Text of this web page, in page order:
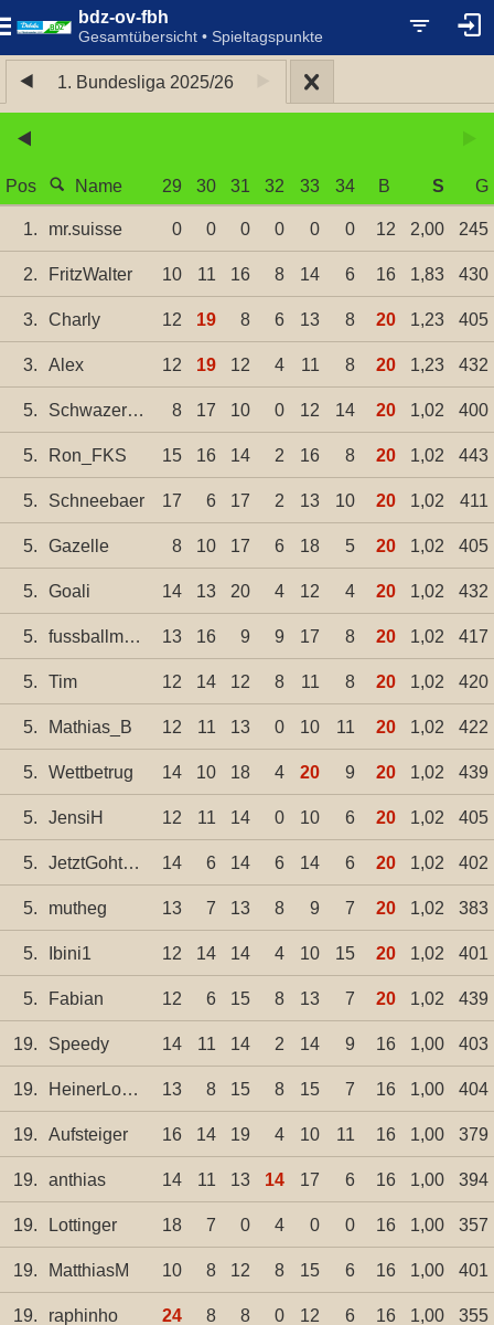
bdz-ov-fbh
Gesamtübersicht • Spieltagspunkte
1. Bundesliga 2025/26
Pos Name 29 30 31 32 33 34 B S G
1. mr.suisse 0 0 0 0 0 0 12 2,00 245
2. FritzWalter 10 11 16 8 14 6 16 1,83 430
3. Charly 12 19 8 6 13 8 20 1,23 405
3. Alex 12 19 12 4 11 8 20 1,23 432
5. SchwazerAdler81 8 17 10 0 12 14 20 1,02 400
5. Ron_FKS 15 16 14 2 16 8 20 1,02 443
5. Schneebaer 17 6 17 2 13 10 20 1,02 411
5. Gazelle 8 10 17 6 18 5 20 1,02 405
5. Goali 14 13 20 4 12 4 20 1,02 432
5. fussballmama15 13 16 9 9 17 8 20 1,02 417
5. Tim 12 14 12 8 11 8 20 1,02 420
5. Mathias_B 12 11 13 0 10 11 20 1,02 422
5. Wettbetrug 14 10 18 4 20 9 20 1,02 439
5. JensiH 12 11 14 0 10 6 20 1,02 405
5. JetztGohtsLos 14 6 14 6 14 6 20 1,02 402
5. mutheg 13 7 13 8 9 7 20 1,02 383
5. Ibini1 12 14 14 4 10 15 20 1,02 401
5. Fabian 12 6 15 8 13 7 20 1,02 439
19. Speedy 14 11 14 2 14 9 16 1,00 403
19. HeinerLoerrach 13 8 15 8 15 7 16 1,00 404
19. Aufsteiger 16 14 19 4 10 11 16 1,00 379
19. anthias 14 11 13 14 17 6 16 1,00 394
19. Lottinger 18 7 0 4 0 0 16 1,00 357
19. MatthiasM 10 8 12 8 15 6 16 1,00 401
19. raphinho 24 8 8 0 12 6 16 1,00 355